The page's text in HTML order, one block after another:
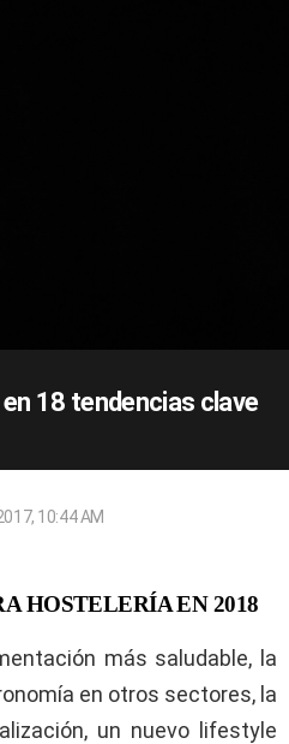
18 tendencias clave
10:44 AM
HOSTELERÍA EN 2018
más saludable, la
en otros sectores, la
un nuevo lifestyle